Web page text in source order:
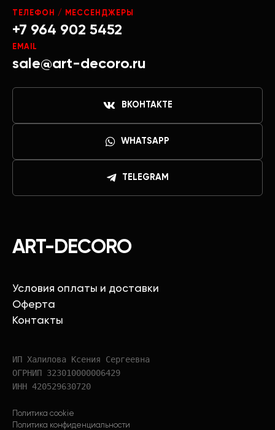
ART-DECORO
Условия оплаты и доставки
Оферта
Контакты
ИП Халилова Ксения Сергеевна
ОГРНИП 323010000006429
ИНН 420529630720
Политика cookie
Политика конфиденциальности
ТЕЛЕФОН / МЕССЕНДЖЕРЫ
+7 964 902 5452
EMAIL
sale@art-decoro.ru
ВКОНТАКТЕ
WHATSAPP
TELEGRAM